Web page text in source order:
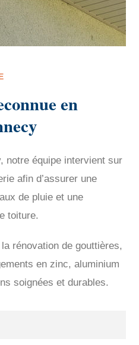
en
notre équipe intervient sur
afin d’assurer une
de pluie et une
toiture.
rénovation de gouttières,
en zinc, aluminium
soignées et durables.